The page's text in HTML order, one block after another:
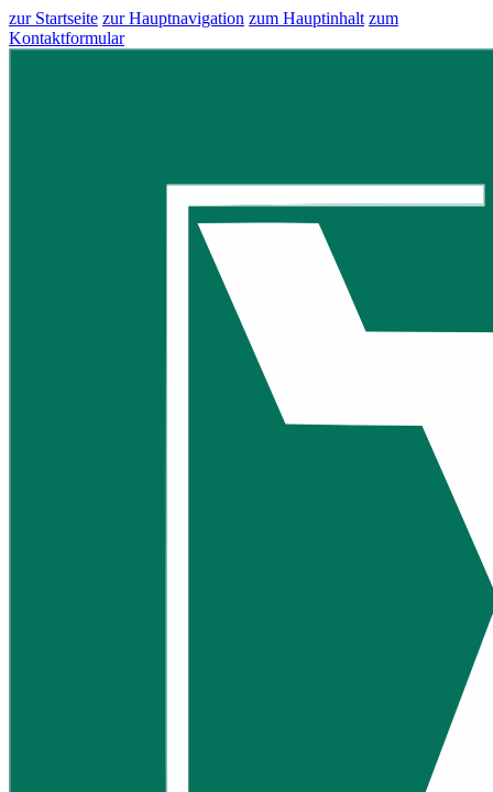
zur Startseite zur Hauptnavigation zum Hauptinhalt zum
Kontaktformular